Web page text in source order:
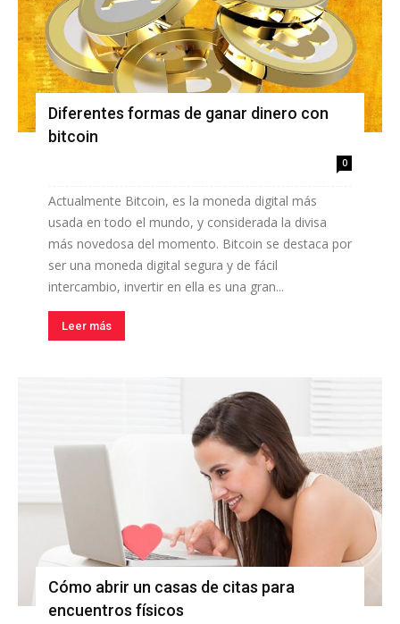
Diferentes formas de ganar dinero con
bitcoin
0
Actualmente Bitcoin, es la moneda digital más
usada en todo el mundo, y considerada la divisa
más novedosa del momento. Bitcoin se destaca por
ser una moneda digital segura y de fácil
intercambio, invertir en ella es una gran...
Leer más
Cómo abrir un casas de citas para
encuentros físicos